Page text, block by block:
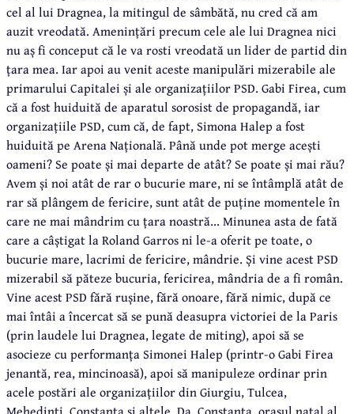
cel al lui Dragnea, la mitingul de sâmbătă, nu cred că am
auzit vreodată. Amenințări precum cele ale lui Dragnea nici
nu aș fi conceput că le va rosti vreodată un lider de partid din
țara mea. Iar apoi au venit aceste manipulări mizerabile ale
primarului Capitalei și ale organizațiilor PSD. Gabi Firea, cum
că a fost huiduită de aparatul sorosist de propagandă, iar
organizațiile PSD, cum că, de fapt, Simona Halep a fost
huiduită pe Arena Națională. Până unde pot merge acești
oameni? Se poate și mai departe de atât? Se poate și mai rău?
Avem și noi atât de rar o bucurie mare, ni se întâmplă atât de
rar să plângem de fericire, sunt atât de puține momentele în
care ne mai mândrim cu țara noastră... Minunea asta de fată
care a câștigat la Roland Garros ni le-a oferit pe toate, o
bucurie mare, lacrimi de fericire, mândrie. Și vine acest PSD
mizerabil să păteze bucuria, fericirea, mândria de a fi român.
Vine acest PSD fără rușine, fără onoare, fără nimic, după ce
mai întâi a încercat să se pună deasupra victoriei de la Paris
(prin laudele lui Dragnea, legate de miting), apoi să se
asocieze cu performanța Simonei Halep (printr-o Gabi Firea
jenantă, rea, mincinoasă), apoi să manipuleze ordinar prin
acele postări ale organizațiilor din Giurgiu, Tulcea,